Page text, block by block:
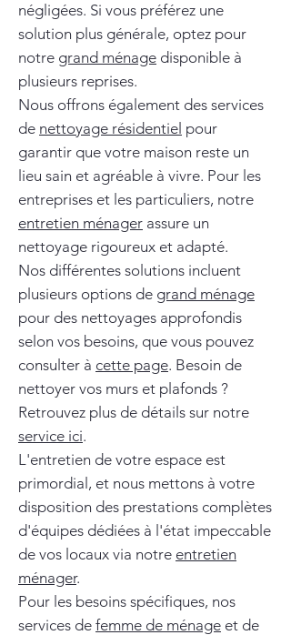
négligées. Si vous préférez une
solution plus générale, optez pour
notre grand ménage disponible à
plusieurs reprises.
Nous offrons également des services
de nettoyage résidentiel pour
garantir que votre maison reste un
lieu sain et agréable à vivre. Pour les
entreprises et les particuliers, notre
entretien ménager assure un
nettoyage rigoureux et adapté.
Nos différentes solutions incluent
plusieurs options de grand ménage
pour des nettoyages approfondis
selon vos besoins, que vous pouvez
consulter à cette page. Besoin de
nettoyer vos murs et plafonds ?
Retrouvez plus de détails sur notre
service ici.
L'entretien de votre espace est
primordial, et nous mettons à votre
disposition des prestations complètes
d'équipes dédiées à l'état impeccable
de vos locaux via notre entretien
ménager.
Pour les besoins spécifiques, nos
services de femme de ménage et de